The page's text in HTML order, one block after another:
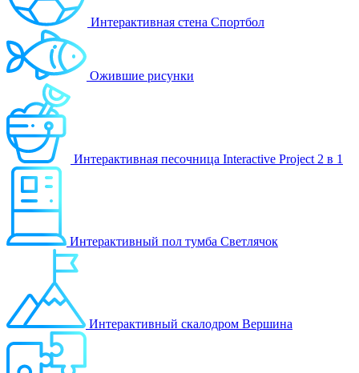
Интерактивная стена Спортбол
Ожившие рисунки
Интерактивная песочница Interactive Project 2 в 1
Интерактивный пол тумба Светлячок
Интерактивный скалодром Вершина